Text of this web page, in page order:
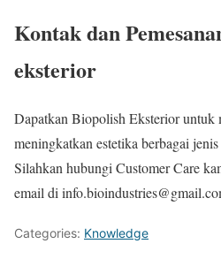
Kontak dan
eksterior
Dapatkan Biopolish Eksterior untuk
meningkatkan estetika berbagai
Silahkan hubungi Customer Care
email di
Categories: Knowledge